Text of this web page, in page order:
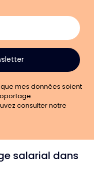
mes données soient
consulter notre
salarial dans